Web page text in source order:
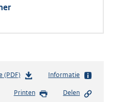
(PDF)b
s
Informatie
Printen Delen